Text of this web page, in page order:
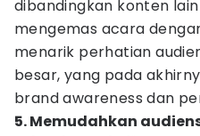
dibandingkan konten
mengemas acara
menarik perhatian
besar, yang pada
brand awareness dan
5. Memudahkan